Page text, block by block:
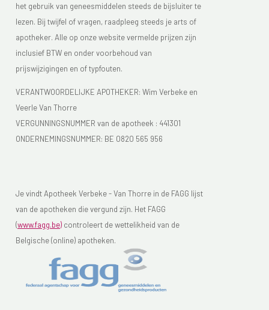
het gebruik van geneesmiddelen steeds de bijsluiter te
lezen. Bij twijfel of vragen, raadpleeg steeds je arts of
apotheker. Alle op onze website vermelde prijzen zijn
inclusief BTW en onder voorbehoud van
prijswijzigingen en of typfouten.
VERANTWOORDELIJKE APOTHEKER: Wim Verbeke en
Veerle Van Thorre
VERGUNNINGSNUMMER van de apotheek : 441301
ONDERNEMINGSNUMMER: BE 0820 565 956
Je vindt Apotheek Verbeke - Van Thorre in de FAGG lijst
van de apotheken die vergund zijn. Het FAGG
(www.fagg.be) controleert de wettelikheid van de
Belgische (online) apotheken.